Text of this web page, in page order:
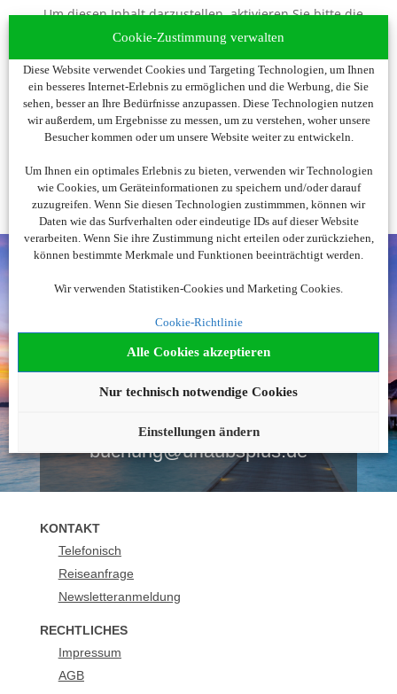
Cookie-Zustimmung verwalten
Diese Website verwendet Cookies und Targeting Technologien, um Ihnen
ein besseres Internet-Erlebnis zu ermöglichen und die Werbung, die Sie
sehen, besser an Ihre Bedürfnisse anzupassen. Diese Technologien nutzen
wir außerdem, um Ergebnisse zu messen, um zu verstehen, woher unsere
Besucher kommen oder um unsere Website weiter zu entwickeln.
Um Ihnen ein optimales Erlebnis zu bieten, verwenden wir Technologien
wie Cookies, um Geräteinformationen zu speichern und/oder darauf
zuzugreifen. Wenn Sie diesen Technologien zustimmmen, können wir
Daten wie das Surfverhalten oder eindeutige IDs auf dieser Website
verarbeiten. Wenn Sie ihre Zustimmung nicht erteilen oder zurückziehen,
können bestimmte Merkmale und Funktionen beeinträchtigt werden.
Wir verwenden Statistiken-Cookies und Marketing Cookies.
Cookie-Richtlinie
Alle Cookies akzeptieren
Nur technisch notwendige Cookies
Einstellungen ändern
Um diesen Inhalt darzustellen, aktivieren Sie bitte die
Cookies. Es werden ggf. personenbezogene Daten
Cookies akzeptieren
Noch nicht fündig
geworden?
Wir beraten Sie gerne!
0043 12051927
buchung@urlaubsplus.de
KONTAKT
Telefonisch
Reiseanfrage
Newsletteranmeldung
RECHTLICHES
Impressum
AGB